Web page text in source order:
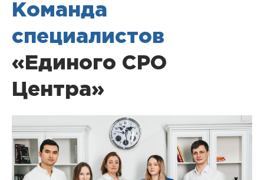
Команда
специалистов
«Единого СРО
Центра»